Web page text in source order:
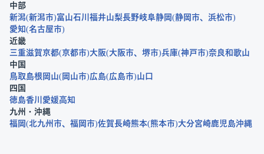
中部
新潟 新潟市 富山石川 福井山梨長野岐阜静岡 静岡市
浜松市
愛知 名古屋市
近畿
三重滋賀京都 京都市 大阪 大阪市 堺市 兵庫 神戸市 奈良和歌山
中国
鳥取 島根 岡山 岡山市 広島 広島市 山口
四国
徳島香川 愛媛高知
九州・沖縄
福岡 北九州市 福岡市 佐賀長崎熊本 熊本市 大分宮崎鹿児島沖縄